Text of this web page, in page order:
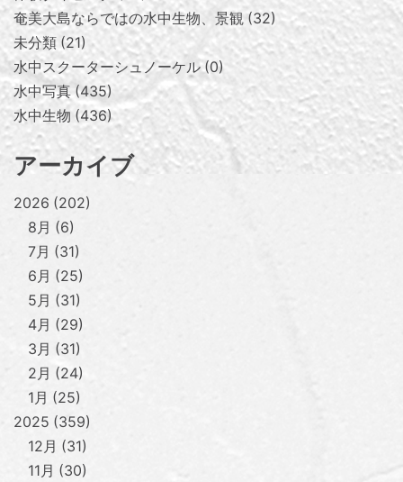
奄美大島ならではの水中生物、景観 32
未分類 21
水中スクーターシュノーケル 0
水中写真 435
水中生物 436
アーカイブ
2026 202
8月
6
7月
31
6月
25
5月
31
4月
29
3月
31
2月
24
1月
25
2025 359
12月
31
11月
30